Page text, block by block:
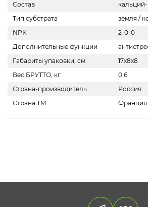
Состав
Тип субстрата
земля /
NPK
2-0-0
Дополнительные функции
Габариты упаковки, см
17х8х8
Вес БРУТТО, кг
0.6
Страна-производитель
Россия
Страна ТМ
Франция